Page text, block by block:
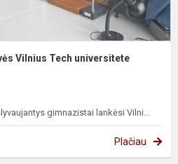
Vilnius Tech universitete
gimnazistai lankėsi Vilni...
Plačiau